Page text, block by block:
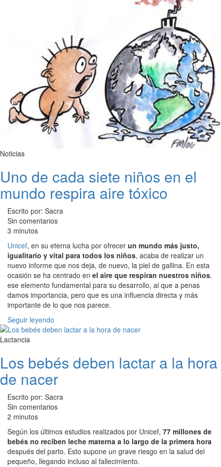
Noticias
Uno de cada siete niños en el
mundo respira aire tóxico
Escrito por: Sacra
Sin comentarios
3 minutos
Unicef, en su eterna lucha por ofrecer un mundo más justo,
igualitario y vital para todos los niños, acaba de realizar un
nuevo informe que nos deja, de nuevo, la piel de gallina. En esta
ocasión se ha centrado en el aire que respiran nuestros niños,
ese elemento fundamental para su desarrollo, al que a penas
damos importancia, pero que es una influencia directa y más
importante de lo que nos parece.
Seguir leyendo
Lactancia
Los bebés deben lactar a la hora
de nacer
Escrito por: Sacra
Sin comentarios
2 minutos
Según los últimos estudios realizados por Unicef, 77 millones de
bebés no reciben leche materna a lo largo de la primera hora
después del parto. Esto supone un grave riesgo en la salud del
pequeño, llegando incluso al fallecimiento.